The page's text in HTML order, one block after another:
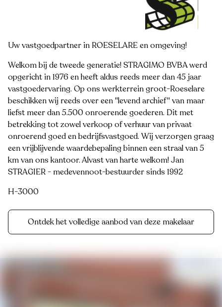
Uw vastgoedpartner in ROESELARE en omgeving!
Welkom bij de tweede generatie! STRAGIMO BVBA werd
opgericht in 1976 en heeft aldus reeds meer dan 45 jaar
vastgoedervaring. Op ons werkterrein groot-Roeselare
beschikken wij reeds over een "levend archief" van maar
liefst meer dan 5.500 onroerende goederen. Dit met
betrekking tot zowel verkoop of verhuur van privaat
onroerend goed en bedrijfsvastgoed. Wij verzorgen graag
een vrijblijvende waardebepaling binnen een straal van 5
km van ons kantoor. Alvast van harte welkom! Jan
STRAGIER - medevennoot-bestuurder sinds 1992
H-3000
Ontdek het volledige aanbod van deze makelaar